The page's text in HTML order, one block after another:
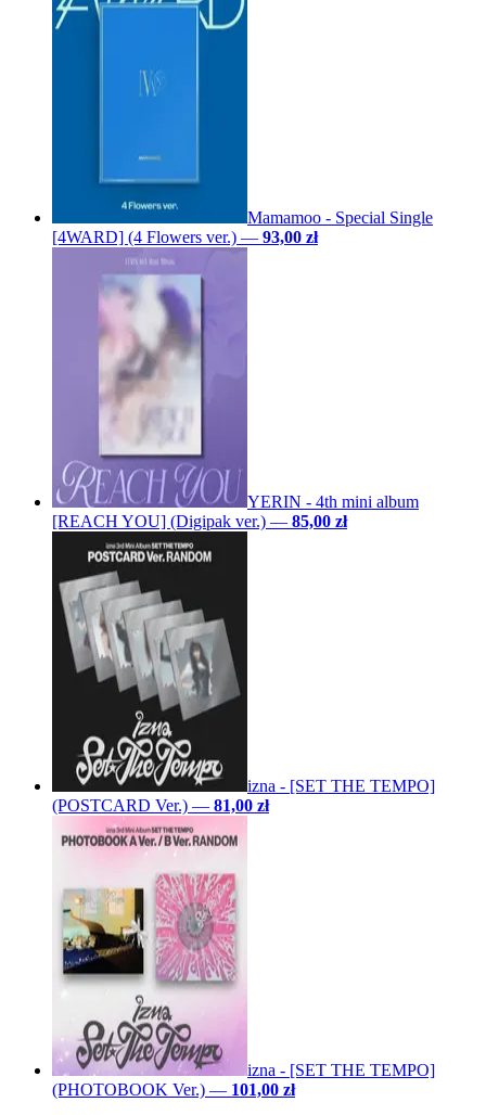
Mamamoo - Special Single
[4WARD] (4 Flowers ver.) — 93,00 zł
YERIN - 4th mini album
[REACH YOU] (Digipak ver.) — 85,00 zł
izna - [SET THE TEMPO]
(POSTCARD Ver.) — 81,00 zł
izna - [SET THE TEMPO]
(PHOTOBOOK Ver.) — 101,00 zł